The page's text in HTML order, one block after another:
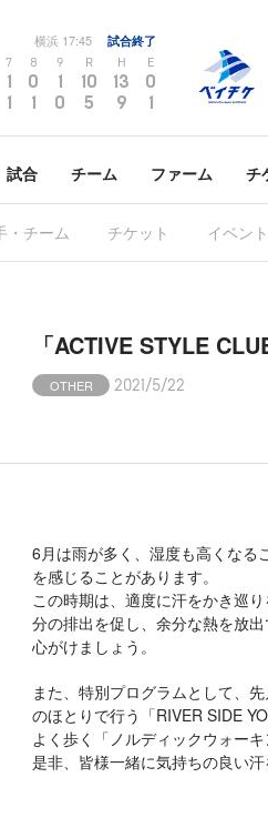
横浜 17:45 試合終了
7 8 9 R H E
1 0 1 10 13 0
1 1 0 5 9 1
試合 チーム ファーム チ
・チーム チケット イベント
「ACTIVE STYLE
OTHER 2021/5/22
6月は雨が多く、湿度も高くなる
を感じることがあります。
この時期は、適度に汗をかき巡
分の排出を促し、余分な熱を放
心がけましょう。
また、特別プログラムとして、
のほとりで行う「RIVER SIDE
よく歩く「ノルディックウォー
是非、皆様一緒に気持ちの良い汗